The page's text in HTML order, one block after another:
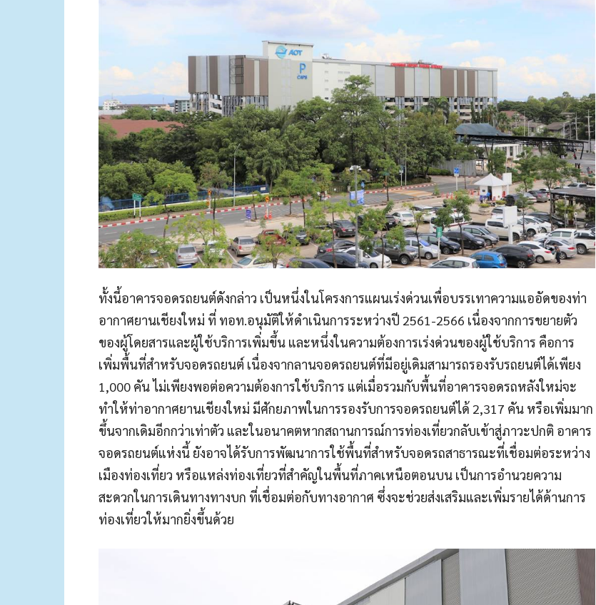
ทั้งนี้อาคารจอดรถยนต์ดังกล่าว เป็นหนึ่งในโครงการแผนเร่งด่วนเพื่อบรรเทาความแออัดของท่า
อากาศยานเชียงใหม่ ที่ ทอท.อนุมัติให้ดำเนินการระหว่างปี 2561-2566 เนื่องจากการขยายตัว
ของผู้โดยสารและผู้ใช้บริการเพิ่มขึ้น และหนึ่งในความต้องการเร่งด่วนของผู้ใช้บริการ คือการ
เพิ่มพื้นที่สำหรับจอดรถยนต์ เนื่องจากลานจอดรถยนต์ที่มีอยู่เดิมสามารถรองรับรถยนต์ได้เพียง
1,000 คัน ไม่เพียงพอต่อความต้องการใช้บริการ แต่เมื่อรวมกับพื้นที่อาคารจอดรถหลังใหม่จะ
ทำให้ท่าอากาศยานเชียงใหม่ มีศักยภาพในการรองรับการจอดรถยนต์ได้ 2,317 คัน หรือเพิ่มมาก
ขึ้นจากเดิมอีกกว่าเท่าตัว และในอนาคตหากสถานการณ์การท่องเที่ยวกลับเข้าสู่ภาวะปกติ อาคาร
จอดรถยนต์แห่งนี้ ยังอาจได้รับการพัฒนาการใช้พื้นที่สำหรับจอดรถสาธารณะที่เชื่อมต่อระหว่าง
เมืองท่องเที่ยว หรือแหล่งท่องเที่ยวที่สำคัญในพื้นที่ภาคเหนือตอนบน เป็นการอำนวยความ
สะดวกในการเดินทางทางบก ที่เชื่อมต่อกับทางอากาศ ซึ่งจะช่วยส่งเสริมและเพิ่มรายได้ด้านการ
ท่องเที่ยวให้มากยิ่งขึ้นด้วย